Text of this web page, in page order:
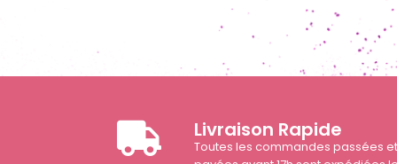
Livraison Rapide
Toutes les commandes passées